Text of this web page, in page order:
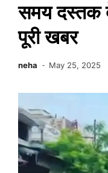
समय दस्तक
पूरी खबर
neha May 25, 2025